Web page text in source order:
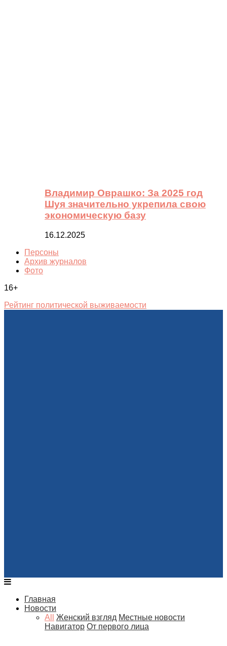
Владимир Оврашко: За 2025 год
Шуя значительно укрепила свою
экономическую базу
16.12.2025
Персоны
Архив журналов
Фото
16+
Рейтинг политической выживаемости
Главная
Новости
All
Женский взгляд Местные новости
Навигатор От первого лица